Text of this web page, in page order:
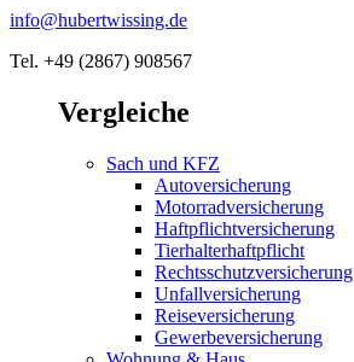
info@hubertwissing.de
Tel. +49 (2867) 908567
Vergleiche
Sach und KFZ
Autoversicherung
Motorradversicherung
Haftpflichtversicherung
Tierhalterhaftpflicht
Rechtsschutzversicherung
Unfallversicherung
Reiseversicherung
Gewerbeversicherung